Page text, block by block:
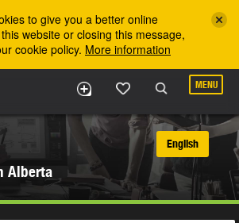
to give you a better online
website or closing this message,
cookie policy. More information
MENU
Alberta
English